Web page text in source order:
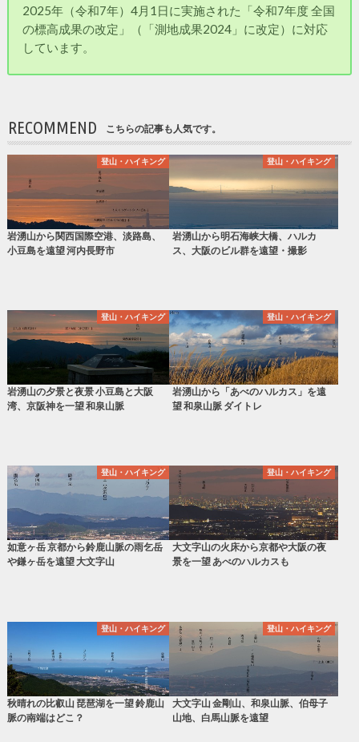
2025年（令和7年）4月1日に実施された「令和7年度 全国
の標高成果の改定」（「測地成果2024」に改定）に対応
しています。
RECOMMEND こちらの記事も人気です。
登山・ハイキング
岩湧山から関西国際空港、淡路島、
小豆島を遠望 河内長野市
登山・ハイキング
岩湧山から明石海峡大橋、ハルカ
ス、大阪のビル群を遠望・撮影
登山・ハイキング
岩湧山の夕景と夜景 小豆島と大阪
湾、京阪神を一望 和泉山脈
登山・ハイキング
岩湧山から「あべのハルカス」を遠
望 和泉山脈 ダイトレ
登山・ハイキング
如意ヶ岳 京都から鈴鹿山脈の雨乞岳
や鎌ヶ岳を遠望 大文字山
登山・ハイキング
大文字山の火床から京都や大阪の夜
景を一望 あべのハルカスも
登山・ハイキング
秋晴れの比叡山 琵琶湖を一望 鈴鹿山
脈の南端はどこ？
登山・ハイキング
大文字山 金剛山、和泉山脈、伯母子
山地、白馬山脈を遠望